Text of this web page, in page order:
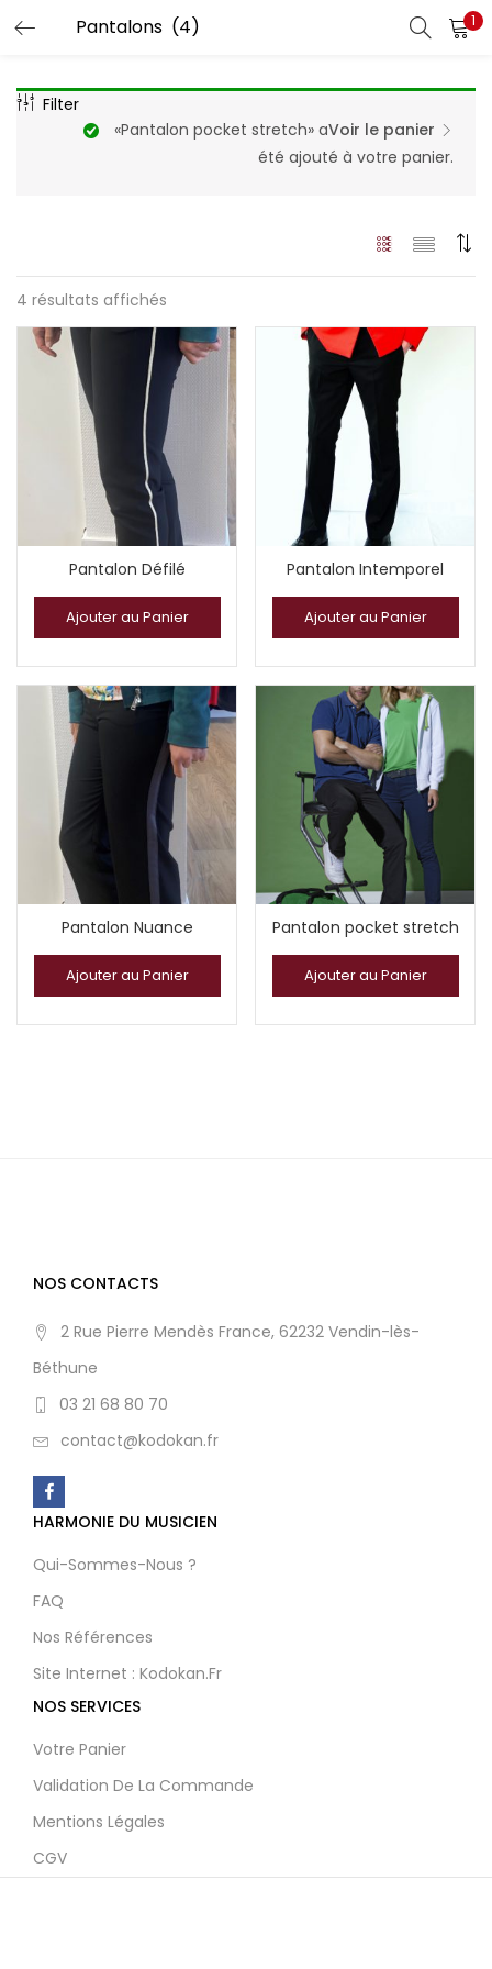
1
Filter
Voir le panier
«Pantalon pocket stretch» a
été ajouté à votre panier.
4 résultats affichés
Pantalon Défilé
Ajouter au Panier
Pantalon Intemporel
Ajouter au Panier
Pantalon Nuance
Ajouter au Panier
Pantalon pocket stretch
Ajouter au Panier
NOS CONTACTS
2 Rue Pierre Mendès France, 62232 Vendin-lès-
Béthune
03 21 68 80 70
contact@kodokan.fr
HARMONIE DU MUSICIEN
Qui-Sommes-Nous ?
FAQ
Nos Références
Site Internet : Kodokan.fr
NOS SERVICES
Votre Panier
Validation De La Commande
Mentions Légales
CGV